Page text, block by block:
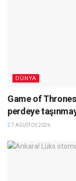
DÜNYA
Game of
perdeye
7 AĞUSTOS 2026